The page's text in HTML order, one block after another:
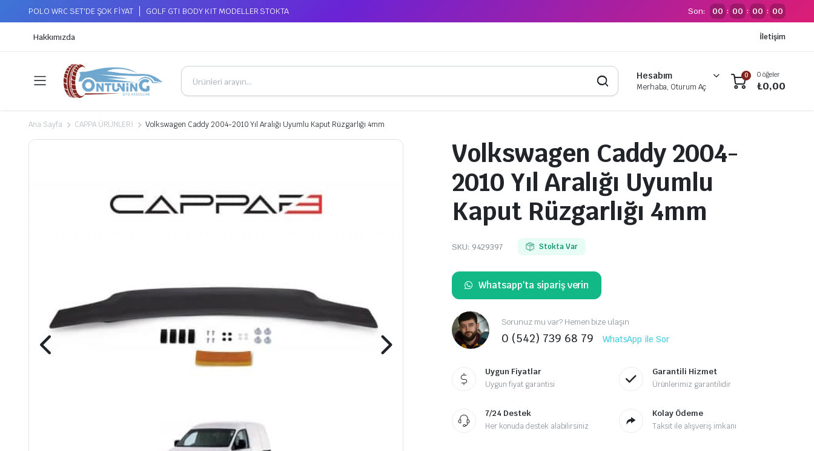
POLO WRC SET'DE ŞOK FİYAT GOLF GTI BODY KIT MODELLER STOKTA Son: 00 : 00 : 00 : 00
Hakkımızda İletişim
Hesabım
Merhaba, Oturum Aç
0 0 öğeler
₺0,00
Ana Sayfa CAPPA ÜRÜNLERİ Volkswagen Caddy 2004-2010 Yıl Aralığı Uyumlu Kaput Rüzgarlığı 4mm
Volkswagen Caddy 2004-
2010 Yıl Aralığı Uyumlu
Kaput Rüzgarlığı 4mm
SKU: 9429397 Stokta Var
Whatsapp'ta sipariş verin
Sorunuz mu var? Hemen bize ulaşın
0 (542) 739 68 79 WhatsApp ile Sor
Uygun Fiyatlar
Uygun fiyat garantisi
Garantili Hizmet
Ürünlerimiz garantilidir
7/24 Destek
Her konuda destek alabilirsiniz
Kolay Ödeme
Taksit ile alışveriş imkanı